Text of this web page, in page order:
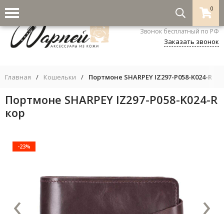
0
8-800-333-5530
Звонок бесплатный по РФ
Заказать звонок
Главная / Кошельки / Портмоне SHARPEY IZ297-P058-K024-R
Портмоне SHARPEY IZ297-P058-K024-R
кор
-23%
‹ ›